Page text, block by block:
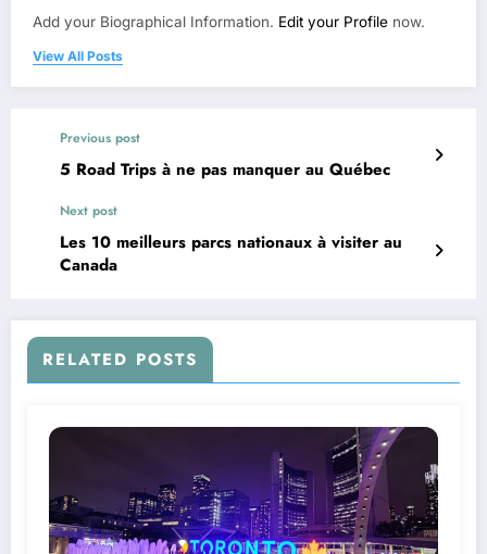
Add your Biographical Information. Edit your Profile now.
View All Posts
Previous post
5 Road Trips à ne pas manquer au Québec
Next post
Les 10 meilleurs parcs nationaux à visiter au
Canada
RELATED POSTS